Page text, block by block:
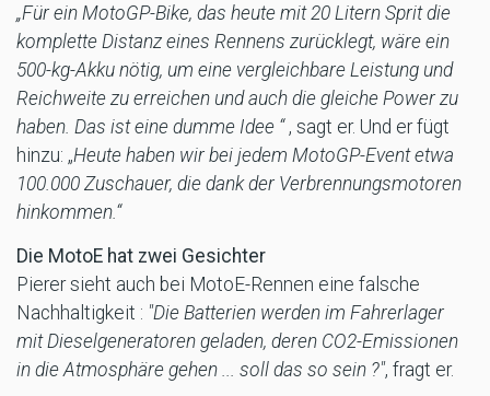
„Für ein MotoGP-Bike, das heute mit 20 Litern Sprit die
komplette Distanz eines Rennens zurücklegt, wäre ein
500-kg-Akku nötig, um eine vergleichbare Leistung und
Reichweite zu erreichen und auch die gleiche Power zu
haben. Das ist eine dumme Idee “ , sagt er. Und er fügt
hinzu: „Heute haben wir bei jedem MotoGP-Event etwa
100.000 Zuschauer, die dank der Verbrennungsmotoren
hinkommen.“
Die MotoE hat zwei Gesichter
Pierer sieht auch bei MotoE-Rennen eine falsche
Nachhaltigkeit : "Die Batterien werden im Fahrerlager
mit Dieselgeneratoren geladen, deren CO2-Emissionen
in die Atmosphäre gehen ... soll das so sein ?", fragt er.